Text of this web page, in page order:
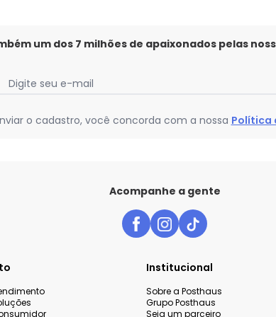
um dos 7 milhões de apaixonados pelas
Digite seu e-mail
o cadastro, você concorda com a nossa Política
Acompanhe a gente
Institucional
Sobre a Posthaus
Grupo Posthaus
Seja um parceiro